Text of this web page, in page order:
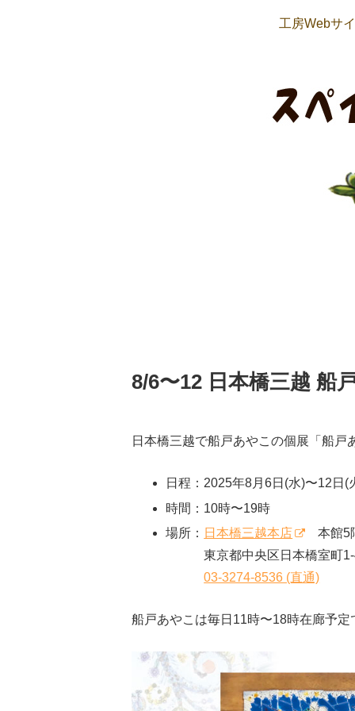
工房Webサ
8/6〜12 日本橋三越 船
日本橋三越で船戸あやこの個展「船
日程：2025年8月6日(水)〜12日(
時間：10時〜19時
場所： 日本橋三越本店
本館5
東京都中央区日本橋室町1-
03-3274-8536 (直通)
船戸あやこは毎日11時〜18時在廊予